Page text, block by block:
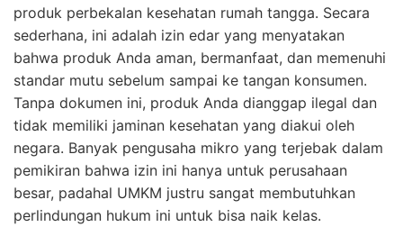
produk perbekalan kesehatan rumah tangga. Secara
sederhana, ini adalah izin edar yang menyatakan
bahwa produk Anda aman, bermanfaat, dan memenuhi
standar mutu sebelum sampai ke tangan konsumen.
Tanpa dokumen ini, produk Anda dianggap ilegal dan
tidak memiliki jaminan kesehatan yang diakui oleh
negara. Banyak pengusaha mikro yang terjebak dalam
pemikiran bahwa izin ini hanya untuk perusahaan
besar, padahal UMKM justru sangat membutuhkan
perlindungan hukum ini untuk bisa naik kelas.